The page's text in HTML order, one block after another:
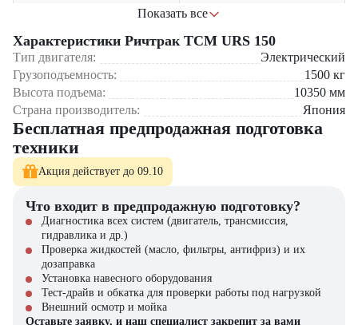
вил, что повышает
безопасность и снижает
риск повреждения груза
Комфорт
операторская зона
продумана до мелочей:
амортизированная
платформа и отличная
Где применяется ричтрак TCM URS 150?
на складских комплексах с многоуровневым хранением палет
в логистических центрах и терминалах
на производствах для перемещения сырья и готовой продукции
в ритейле и торговых сетях, особенно в гипермаркетах и
распределительных пунктах
Почему стоит выбрать TCM URS 150?
Показать все
Характеристики Ричтрак TCM URS 150
Тип двигателя:
Электрический
Грузоподъемность:
1500 кг
Высота подъема:
10350 мм
Страна производитель:
Япония
Бесплатная предпродажная подготовка
техники
Акция действует до 09.10
Что входит в предпродажную подготовку?
Диагностика всех систем (двигатель, трансмиссия,
гидравлика и др.)
Проверка жидкостей (масло, фильтры, антифриз) и их
дозаправка
Установка навесного оборудования
Тест-драйв и обкатка для проверки работы под нагрузкой
Внешний осмотр и мойка
Оставьте заявку, и наш специалист закрепит за вами